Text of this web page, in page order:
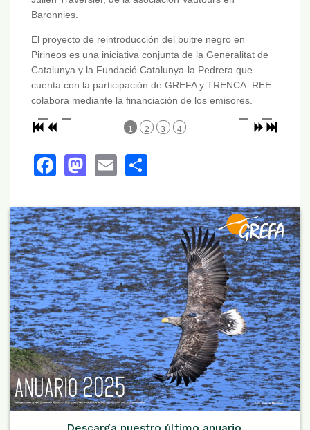
Baronnies.
El proyecto de reintroducción del buitre negro en
Pirineos es una iniciativa conjunta de la Generalitat de
Catalunya y la Fundació Catalunya-la Pedrera que
cuenta con la participación de GREFA y TRENCA. REE
colabora mediante la financiación de los emisores.
1 2 3 4
Facebook
Mastodon
Email